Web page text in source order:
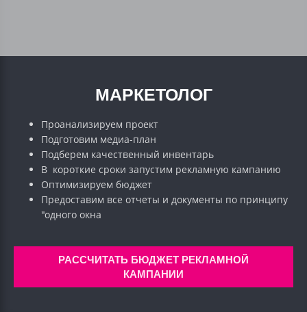
МАРКЕТОЛОГ
Проанализируем проект
Подготовим медиа-план
Подберем качественный инвентарь
В короткие сроки запустим рекламную кампанию
Оптимизируем бюджет
Предоставим все отчеты и документы по принципу
"одного окна
РАССЧИТАТЬ БЮДЖЕТ РЕКЛАМНОЙ
КАМПАНИИ